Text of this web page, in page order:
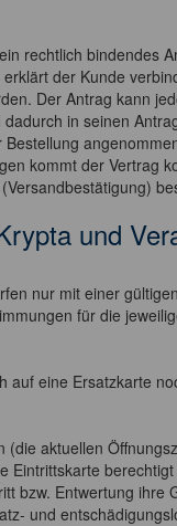
rechtlich
der Kunde
Der Antrag kann
in seinen
kommt der
und
nur mit einer
für die
auf eine Ersatzkarte
aktuellen
bzw. Entwertung
und